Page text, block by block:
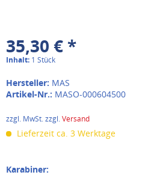
35,30 € *
Inhalt: 1 Stück
Hersteller: MAS
Artikel-Nr.: MASO-000604500
zzgl. MwSt. zzgl.Versand
Lieferzeit ca. 3 Werktage
Karabiner: